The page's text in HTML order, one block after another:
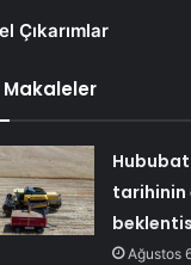
Çıkarımlar
Makaleler
tarihinin
Ağustos